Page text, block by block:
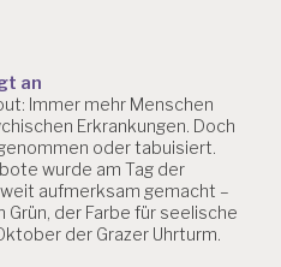
an
Immer mehr Menschen
Erkrankungen. Doch
oder tabuisiert.
wurde am Tag der
aufmerksam gemacht –
der Farbe für seelische
der Grazer Uhrturm.